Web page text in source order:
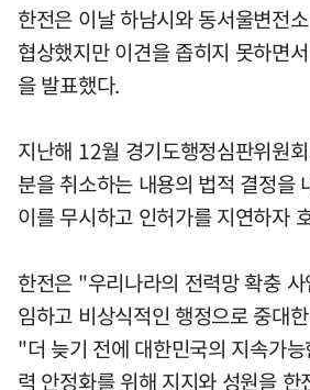
한전은 이날 하남시와 동서울변전
협상했지만 이견을 좁히지 못하면
을 발표했다.
지난해 12월 경기도행정심판위원
분을 취소하는 내용의 법적 결정을
이를 무시하고 인허가를 지연하자
한전은 "우리나라의 전력망 확충
임하고 비상식적인 행정으로 중대
"더 늦기 전에 대한민국의 지속가
력 안정화를 위해 지지와 성원을 한